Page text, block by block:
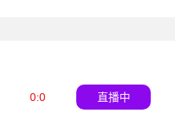
0:0
直播中